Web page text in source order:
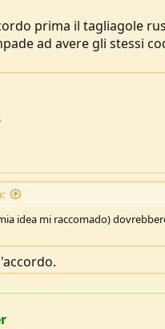
prima il tagliagole
ad avere gli stessi
idea mi raccomado)